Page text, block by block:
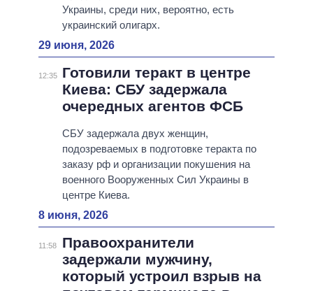
Украины, среди них, вероятно, есть
украинский олигарх.
29 июня, 2026
12:35
Готовили теракт в центре
Киева: СБУ задержала
очередных агентов ФСБ
СБУ задержала двух женщин,
подозреваемых в подготовке теракта по
заказу рф и организации покушения на
военного Вооруженных Сил Украины в
центре Киева.
8 июня, 2026
11:58
Правоохранители
задержали мужчину,
который устроил взрыв на